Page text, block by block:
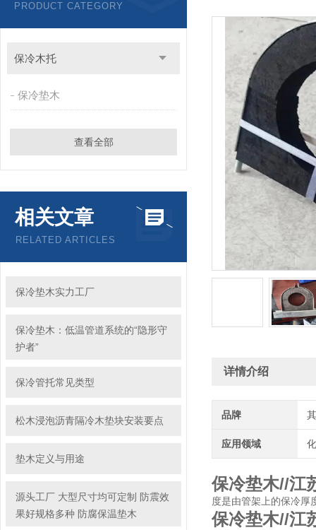
PRODUCT CATEGORY
保冷木托
保冷垫木
查看全部
相关文章
RELATED ARTICLES
保冷垫木实力工厂
保冷垫木：低温管道系统的“隐形守
护者”
保冷管托常见类型
松木浸泡沥青隔冷木垫块安装要点
垫木定义与用途
源头工厂 大型尺寸均可定制 防震效
果好规格多种 防腐保温垫木
详情介绍
品牌
应用领域
保冷垫木//江
度是由管架上的保冷厚
保冷垫木//江